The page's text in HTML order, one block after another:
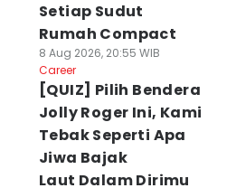
Setiap Sudut
Rumah Compact
8 Aug 2026, 20:55 WIB
Career
[QUIZ] Pilih Bendera
Jolly Roger Ini, Kami
Tebak Seperti Apa
Jiwa Bajak
Laut Dalam Dirimu